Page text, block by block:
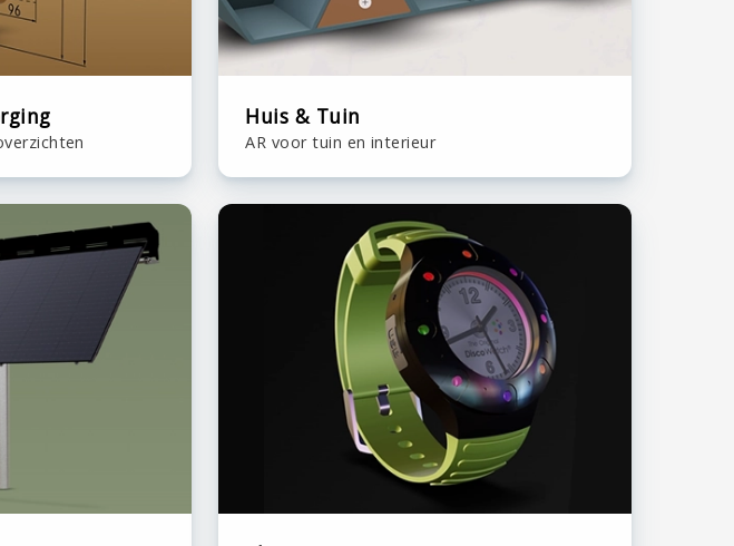
Huis & Tuin
AR voor tuin en interieur